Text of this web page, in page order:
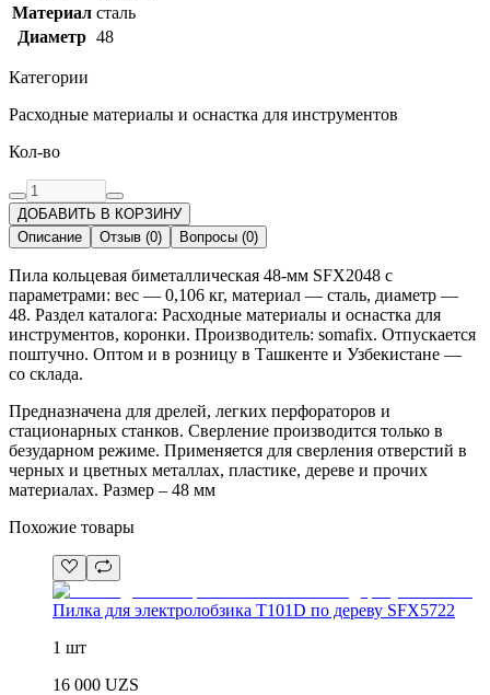
Материал сталь
Диаметр 48
Категории
Расходные материалы и оснастка для инструментов
Кол-во
ДОБАВИТЬ В КОРЗИНУ
Описание
Отзыв (0) Вопросы (0)
Пила кольцевая биметаллическая 48-мм SFX2048 с
параметрами: вес — 0,106 кг, материал — сталь, диаметр —
48. Раздел каталога: Расходные материалы и оснастка для
инструментов, коронки. Производитель: somafix. Отпускается
поштучно. Оптом и в розницу в Ташкенте и Узбекистане —
со склада.
Предназначена для дрелей, легких перфораторов и
стационарных станков. Сверление производится только в
безударном режиме. Применяется для сверления отверстий в
черных и цветных металлах, пластике, дереве и прочих
материалах. Размер – 48 мм
Похожие товары
Пилка для электролобзика T101D по дереву SFX5722
1 шт
16 000 UZS